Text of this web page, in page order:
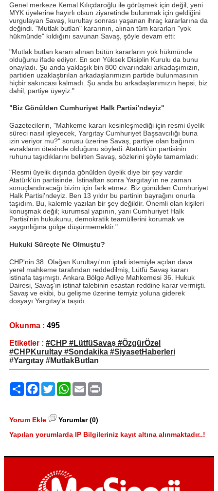
Genel merkeze Kemal Kılıçdaroğlu ile görüşmek için değil, yeni
MYK üyelerine hayırlı olsun ziyaretinde bulunmak için geldiğini
vurgulayan Savaş, kurultay sonrası yaşanan ihraç kararlarına da
değindi. "Mutlak butlan" kararının, alınan tüm kararları "yok
hükmünde" kıldığını savunan Savaş, şöyle devam etti:
"Mutlak butlan kararı alınan bütün kararların yok hükmünde
olduğunu ifade ediyor. En son Yüksek Disiplin Kurulu da bunu
onayladı. Şu anda yaklaşık bin 800 civarındaki arkadaşımızın,
partiden uzaklaştırılan arkadaşlarımızın partide bulunmasının
hiçbir sakıncası kalmadı. Şu anda bu arkadaşlarımızın hepsi, biz
dahil, partiye üyeyiz."
"Biz Gönülden Cumhuriyet Halk Partisi'ndeyiz"
Gazetecilerin, "Mahkeme kararı kesinleşmediği için resmi üyelik
süreci nasıl işleyecek, Yargıtay Cumhuriyet Başsavcılığı buna
izin veriyor mu?" sorusu üzerine Savaş, partiye olan bağının
evrakların ötesinde olduğunu söyledi. Atatürk'ün partisinin
ruhunu taşıdıklarını belirten Savaş, sözlerini şöyle tamamladı:
"Resmi üyelik dışında gönülden üyelik diye bir şey vardır
Atatürk'ün partisinde. İstinaftan sonra Yargıtay'ın ne zaman
sonuçlandıracağı bizim için fark etmez. Biz gönülden Cumhuriyet
Halk Partisi'ndeyiz. Ben 13 yıldır bu partinin bayrağını onurla
taşıdım. Bu, kalemle yazılan bir şey değildir. Önemli olan kişileri
konuşmak değil; kurumsal yapının, yani Cumhuriyet Halk
Partisi'nin hukukunu, demokratik teamüllerini korumak ve
saygınlığına gölge düşürmemektir."
Hukuki Süreçte Ne Olmuştu?
CHP'nin 38. Olağan Kurultayı'nın iptali istemiyle açılan dava
yerel mahkeme tarafından reddedilmiş, Lütfü Savaş kararı
istinafa taşımıştı. Ankara Bölge Adliye Mahkemesi 36. Hukuk
Dairesi, Savaş'ın istinaf talebinin esastan reddine karar vermişti.
Savaş ve ekibi, bu gelişme üzerine temyiz yoluna giderek
dosyayı Yargıtay'a taşıdı.
Okunma : 495
Etiketler : #CHP #LütfüSavaş #ÖzgürÖzel
#CHPKurultay #Sondakika #SiyasetHaberleri
#Yargıtay #MutlakButlan
PaylaşFacebook
TwitterWhatsApp
Email
Yorum Ekle
Yorumlar (0)
Yapılan yorumlarda IP Bilgileriniz kayıt altına alınmaktadır..!